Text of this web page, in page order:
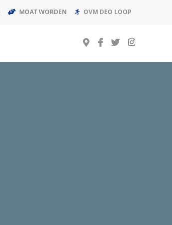
MOAT WORDEN OVM DEO LOOP